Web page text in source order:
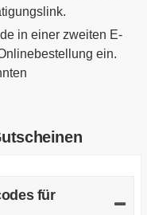
in einer zweiten E-
ein.
für